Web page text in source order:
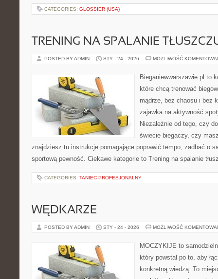
CATEGORIES: GLOSSIER (USA)
TRENING NA SPALANIE
POSTED BY ADMIN STY - 24 - 2026 MOŻLIWOŚĆ
Bieganiewwarszawie.pl to
które chcą trenować
mądrze, bez chaosu i bez
zajawka na aktywność
Niezależnie od tego, czy
świecie biegaczy, czy
znajdziesz tu instrukcje pomagające poprawić tempo, zadbać o
sportową pewność. Ciekawe kategorie to Trening na spalanie
CATEGORIES: TANIEC PROFESJONALNY
WĘDKARZE
POSTED BY ADMIN STY - 24 - 2026 MOŻLIWOŚĆ
MOCZYKIJE to
który powstał po to, aby
konkretną wiedzą. To